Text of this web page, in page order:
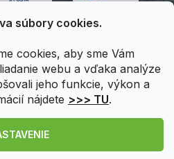
súbory cookies.
cookies, aby sme Vám
webu a vďaka analýze
jeho funkcie, výkon a
nájdete >>> TU.